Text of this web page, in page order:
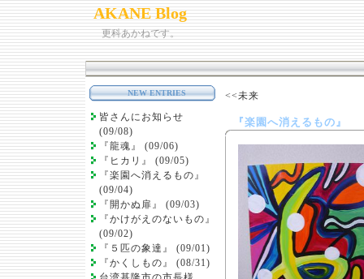
AKANE Blog
更科あかねです。
NEW ENTRIES
皆さんにお知らせ
(09/08)
『龍魂』 (09/06)
『ヒカリ』 (09/05)
『楽園へ消えるもの』
(09/04)
『開かぬ扉』 (09/03)
『かけがえのないもの』
(09/02)
『５匹の象達』 (09/01)
『かくしもの』 (08/31)
<<未来
『楽園へ消えるもの』